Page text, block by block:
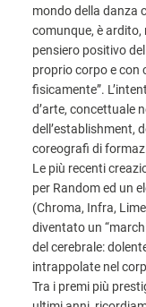
mondo della danza
comunque, è
pensiero positivo
proprio corpo e con
fisicamente”.
d’arte, concettuale
dell’establishment,
coreografi di
Le più recenti
per Random ed un
(Chroma, Infra,
diventato un
del cerebrale:
intrappolate nel
Tra i premi più